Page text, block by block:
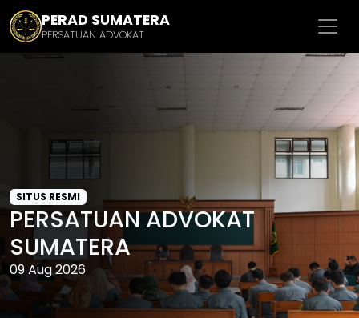
PERAD SUMATERA
PERSATUAN ADVOKAT
SITUS RESMI
PERSATUAN ADVOKAT
SUMATERA
09 Aug 2026